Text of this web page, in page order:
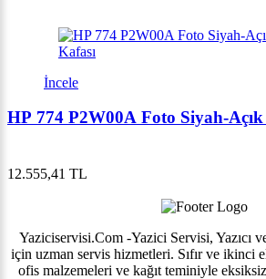
İncele
HP 774 P2W00A Foto Siyah-Açık
12.555,41 TL
Yaziciservisi.Com -Yazici Servisi, Yazıcı
için uzman servis hizmetleri. Sıfır ve ikinci el
ofis malzemeleri ve kağıt teminiyle